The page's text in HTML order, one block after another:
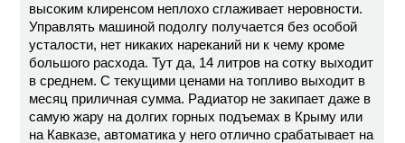
высоким клиренсом неплохо сглаживает неровности.
Управлять машиной подолгу получается без особой
усталости, нет никаких нареканий ни к чему кроме
большого расхода. Тут да, 14 литров на сотку выходит
в среднем. С текущими ценами на топливо выходит в
месяц приличная сумма. Радиатор не закипает даже в
самую жару на долгих горных подъемах в Крыму или
на Кавказе, автоматика у него отлично срабатывает на